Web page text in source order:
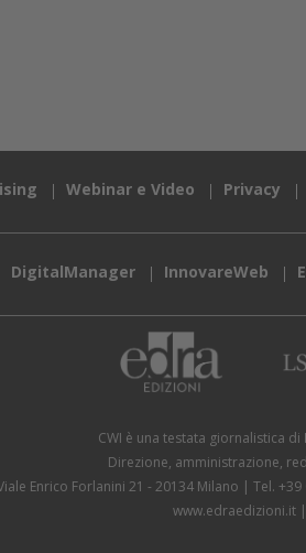
Webinar e Video Privacy
DigitalManager InnovareWeb
CWI è una testata giornalistica di
Direzione, amministrazione,
Enrico Forlanini 21 - 20134 Milano
Tel. +39
www.edraedizioni.it|